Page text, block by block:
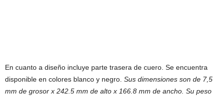
En cuanto a diseño incluye parte trasera de cuero. Se encuentra
disponible en colores blanco y negro. Sus dimensiones son de 7,5
mm de grosor x 242.5 mm de alto x 166.8 mm de ancho. Su peso